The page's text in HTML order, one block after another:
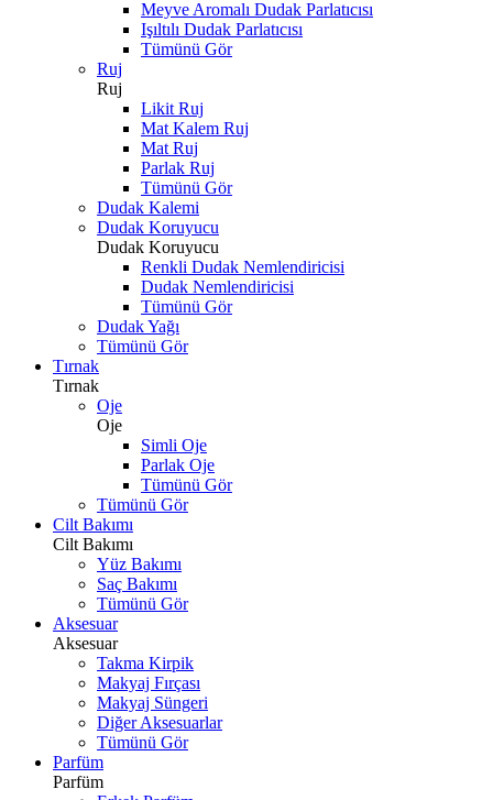
Meyve Aromalı Dudak Parlatıcısı
Işıltılı Dudak Parlatıcısı
Tümünü Gör
Ruj
Ruj
Likit Ruj
Mat Kalem Ruj
Mat Ruj
Parlak Ruj
Tümünü Gör
Dudak Kalemi
Dudak Koruyucu
Dudak Koruyucu
Renkli Dudak Nemlendiricisi
Dudak Nemlendiricisi
Tümünü Gör
Dudak Yağı
Tümünü Gör
Tırnak
Tırnak
Oje
Oje
Simli Oje
Parlak Oje
Tümünü Gör
Tümünü Gör
Cilt Bakımı
Cilt Bakımı
Yüz Bakımı
Saç Bakımı
Tümünü Gör
Aksesuar
Aksesuar
Takma Kirpik
Makyaj Fırçası
Makyaj Süngeri
Diğer Aksesuarlar
Tümünü Gör
Parfüm
Parfüm